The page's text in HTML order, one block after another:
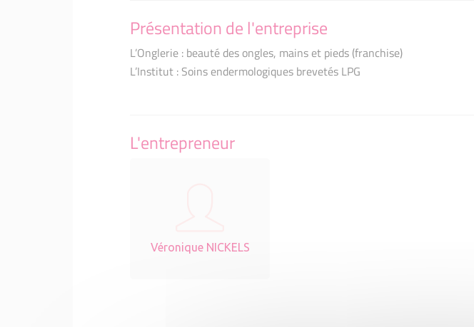
Présentation de l'entreprise
L’Onglerie : beauté des ongles, mains et pieds (franchise)
L’Institut : Soins endermologiques brevetés LPG
L'entrepreneur
Véronique NICKELS